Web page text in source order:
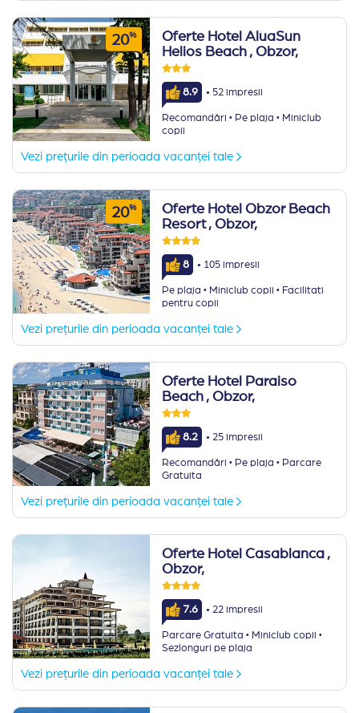
20%
Oferte Hotel AluaSun
Helios Beach , Obzor,
8.9 · 52 impresii
Recomandări ·Pe plaja ·Miniclub
copii
Vezi prețurile din perioada vacanței tale
20%
Oferte Hotel Obzor Beach
Resort , Obzor,
8 · 105 impresii
Pe plaja ·Miniclub copii ·Facilitati
pentru copii
Vezi prețurile din perioada vacanței tale
Oferte Hotel Paraiso
Beach , Obzor,
8.2 · 25 impresii
Recomandări ·Pe plaja ·Parcare
Gratuita
Vezi prețurile din perioada vacanței tale
Oferte Hotel Casablanca ,
Obzor,
7.6 · 22 impresii
Parcare Gratuita ·Miniclub copii ·
Sezlonguri pe plaja
Vezi prețurile din perioada vacanței tale